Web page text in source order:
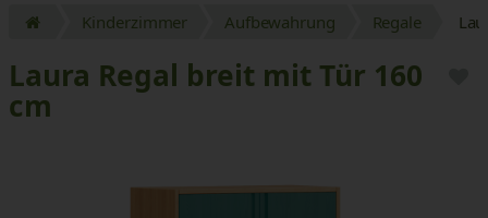
Kinderzimmer Aufbewahrung Regale
Laura Regal breit mit Tür 160
cm